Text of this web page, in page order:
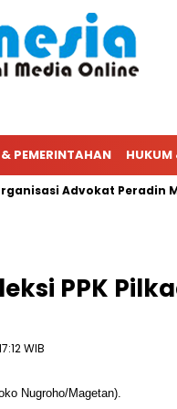
PEMERINTAHAN HUKUM
Advokat Peradin
PPK
WIB